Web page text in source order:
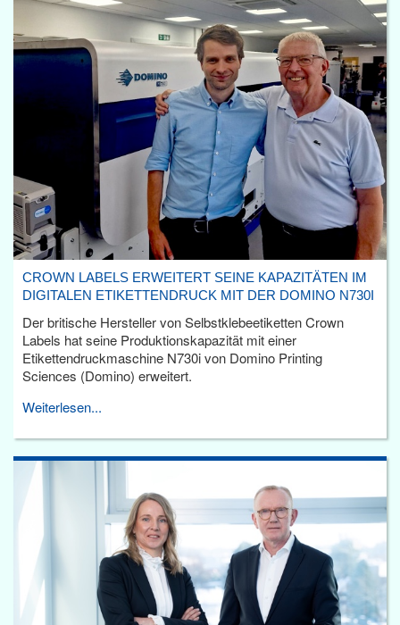
CROWN LABELS ERWEITERT SEINE KAPAZITÄTEN IM
DIGITALEN ETIKETTENDRUCK MIT DER DOMINO N730I
Der britische Hersteller von Selbstklebeetiketten Crown
Labels hat seine Produktionskapazität mit einer
Etikettendruckmaschine N730i von Domino Printing
Sciences (Domino) erweitert.
Weiterlesen...